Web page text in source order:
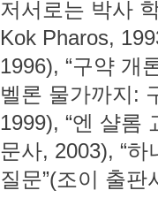
저서로는 박사
Kok Pharos,
1996), “구약 개
벨론 물가까지:
1999), “엔 샬롬
문사, 2003), “
질문”(조이 출